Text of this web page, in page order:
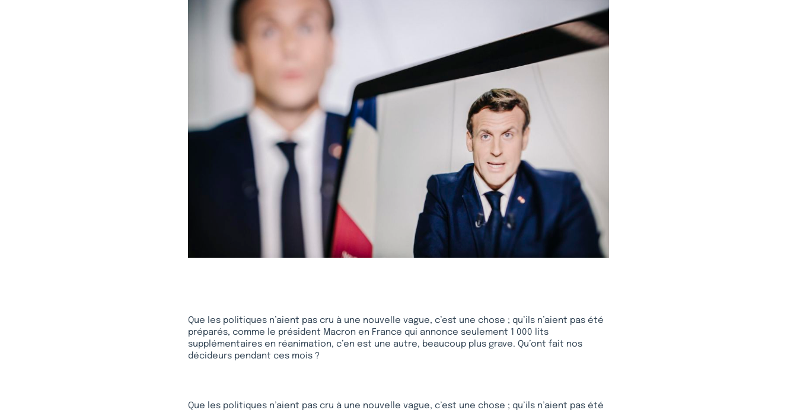
Que les politiques n’aient pas cru à une nouvelle vague, c’est une chose ; qu’ils n’aient pas été
préparés, comme le président Macron en France qui annonce seulement 1 000 lits
supplémentaires en réanimation, c’en est une autre, beaucoup plus grave. Qu’ont fait nos
décideurs pendant ces mois ?
Que les politiques n’aient pas cru à une nouvelle vague, c’est une chose ; qu’ils n’aient pas été